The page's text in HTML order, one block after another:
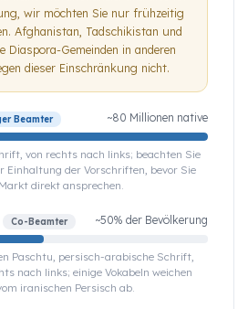
wir möchten Sie nur frühzeitig
Afghanistan, Tadschikistan und
Diaspora-Gemeinden in anderen
dieser Einschränkung nicht.
Beamter ~80 Millionen native
von rechts nach links; beachten Sie
Einhaltung der Vorschriften, bevor Sie
direkt ansprechen.
Co-Beamter ~50% der Bevölkerung
Paschtu, persisch-arabische Schrift,
nach links; einige Vokabeln weichen
iranischen Persisch ab.